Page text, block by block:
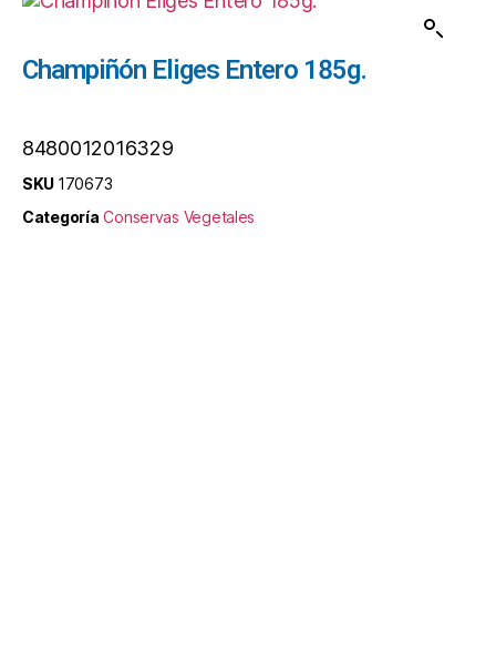
Champiñón Eliges Entero 185g.
8480012016329
SKU 170673
Categoría Conservas Vegetales